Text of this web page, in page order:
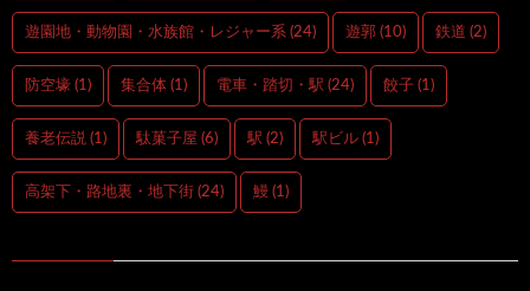
遊園地・動物園・水族館・レジャー系 (24) 遊郭 (10) 鉄道 (2)
防空壕 (1) 集合体 (1) 電車・踏切・駅 (24) 餃子 (1)
養老伝説 (1) 駄菓子屋 (6) 駅 (2) 駅ビル (1)
高架下・路地裏・地下街 (24) 鰻 (1)